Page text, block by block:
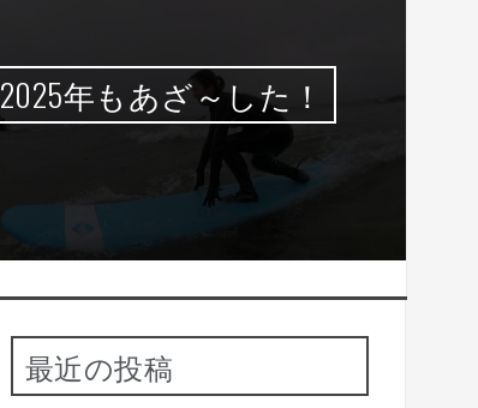
2025年もあざ～した！
最近の投稿